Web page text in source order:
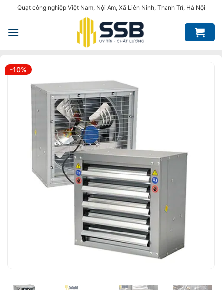
nội
Quạt công nghiệp Việt Nam, Nội Am, Xã Liên Ninh, Thanh Trì, Hà Nội
-10%